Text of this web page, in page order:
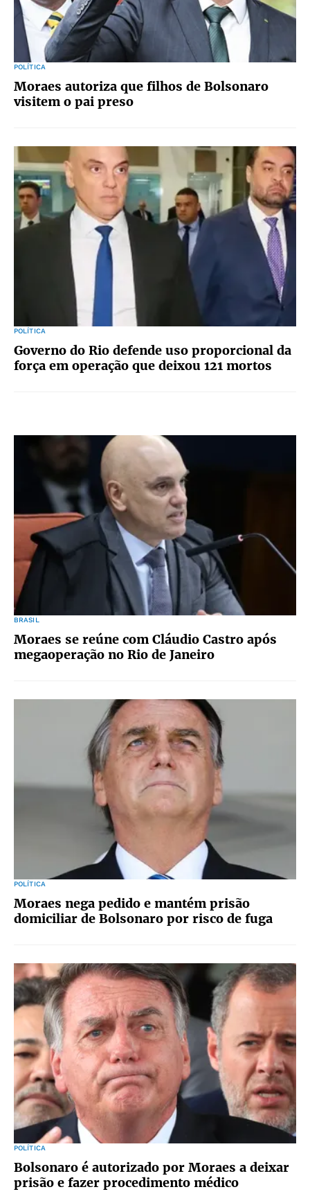
POLÍTICA
Moraes autoriza que filhos de Bolsonaro
visitem o pai preso
POLÍTICA
Governo do Rio defende uso proporcional da
força em operação que deixou 121 mortos
BRASIL
Moraes se reúne com Cláudio Castro após
megaoperação no Rio de Janeiro
POLÍTICA
Moraes nega pedido e mantém prisão
domiciliar de Bolsonaro por risco de fuga
POLÍTICA
Bolsonaro é autorizado por Moraes a deixar
prisão e fazer procedimento médico